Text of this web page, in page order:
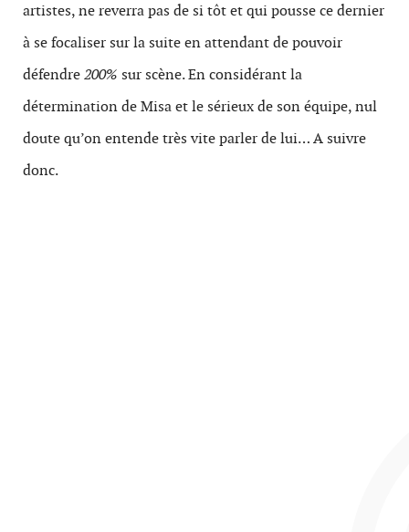
artistes, ne reverra pas de si tôt et qui pousse ce dernier
à se focaliser sur la suite en attendant de pouvoir
défendre200% sur scène. En considérant la
détermination de Misa et le sérieux de son équipe, nul
doute qu’on entende très vite parler de lui… A suivre
donc.